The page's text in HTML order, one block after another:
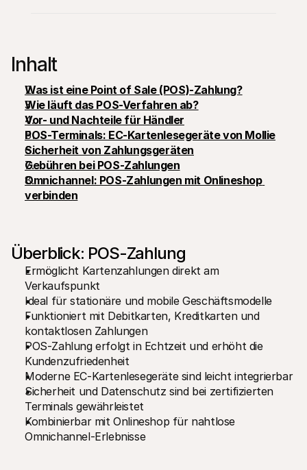
Technische Ressourcen
Developer-Portal
Entdecken Sie unsere Ressourcen und Updates für
Developer
Bibliotheken
Integrieren Sie Mollie mit unseren Plug-and-Play-Paketen
Discord community
Werden Sie Teil der Entwickler-Community
Über Mollie
Preise
News
Lesen Sie aktuelle Mollie-
Neuigkeiten
Karriere
Kommen Sie zu uns - wir stellen ein!
Kontakt
Für Endkunden
Warum steht Mollie auf Ihrem Kontoauszug?
Für Mollie-Händler
Kontaktieren Sie unseren Händler-Support
Sales-Team kontaktieren
Erfahren Sie, wie wir Ihrem Unternehmen helfen können
Inhalt
Was ist eine Point of Sale (POS)-Zahlung?
Wie läuft das POS-Verfahren ab?
Vor- und Nachteile für Händler
POS-Terminals: EC-Kartenlesegeräte von Mollie
Sicherheit von Zahlungsgeräten
Gebühren bei POS-Zahlungen
Omnichannel: POS-Zahlungen mit Onlineshop
verbinden
Überblick: POS-Zahlung
Ermöglicht Kartenzahlungen direkt am
Verkaufspunkt
Ideal für stationäre und mobile Geschäftsmodelle
Funktioniert mit Debitkarten, Kreditkarten und
kontaktlosen Zahlungen
POS-Zahlung erfolgt in Echtzeit und erhöht die
Kundenzufriedenheit
Moderne EC-Kartenlesegeräte sind leicht integrierbar
Sicherheit und Datenschutz sind bei zertifizierten
Terminals gewährleistet
Kombinierbar mit Onlineshop für nahtlose
Omnichannel-Erlebnisse